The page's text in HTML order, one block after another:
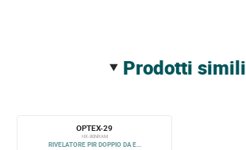
prodotti simili
OPTEX-29
HX-80NRAM
RIVELATORE PIR DOPPIO DA E...